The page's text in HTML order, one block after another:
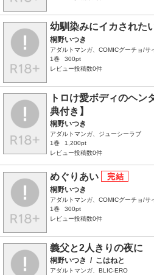
幼馴染みにイカされた
桐野いつき
アダルトマンガ、COMICグーチョ/サ
1巻
300pt
レビュー投稿数0件
トロけ愛ボディのヘン
典付き】
桐野いつき
アダルトマンガ、ジューシーラブ
1巻
1,200pt
レビュー投稿数0件
めぐりあい
桐野いつき
アダルトマンガ、COMICグーチョ/サ
1巻
300pt
レビュー投稿数0件
義父と2人きりの夜に
桐野いつき / こはねと
アダルトマンガ、BLIC-ERO